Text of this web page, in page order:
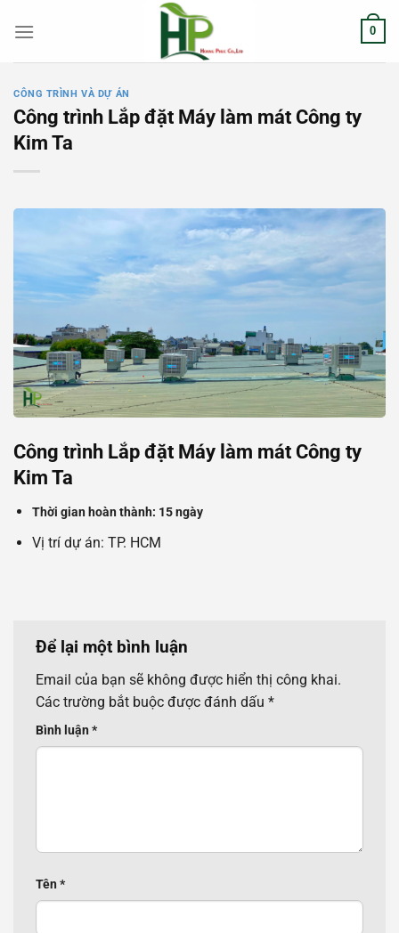
đến
0
CÔNG TRÌNH VÀ DỰ ÁN
Công trình Lắp đặt Máy làm mát Công ty
Kim Ta
Công trình Lắp đặt Máy làm mát Công ty
Kim Ta
Thời gian hoàn thành: 15 ngày
Vị trí dự án: TP. HCM
Để lại một bình luận
Email của bạn sẽ không được hiển thị công khai.
Các trường bắt buộc được đánh dấu *
Bình luận *
Tên *